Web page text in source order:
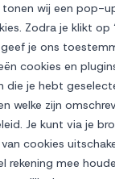
wij een pop-
Zodra je klikt op
geef je ons
cookies en
die je hebt
welke zijn
Je kunt via je
cookies
rekening mee